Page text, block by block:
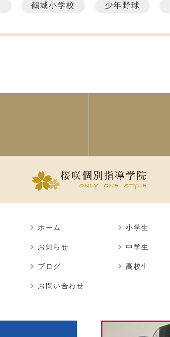
鶴城小学校 少年野球
ホーム
お知らせ
ブログ
お問い合わせ
小学生
中学生
高校生